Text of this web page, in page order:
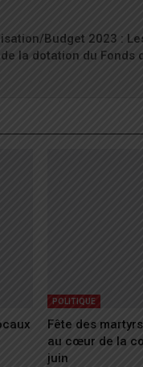
Budget 2023 :
de la dotation du Fonds
POLITIQUE
Fête des
au cœur de la
juin